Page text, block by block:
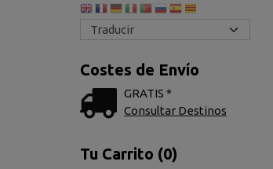
Costes de Envío
GRATIS *
Consultar Destinos
Tu Carrito (0)